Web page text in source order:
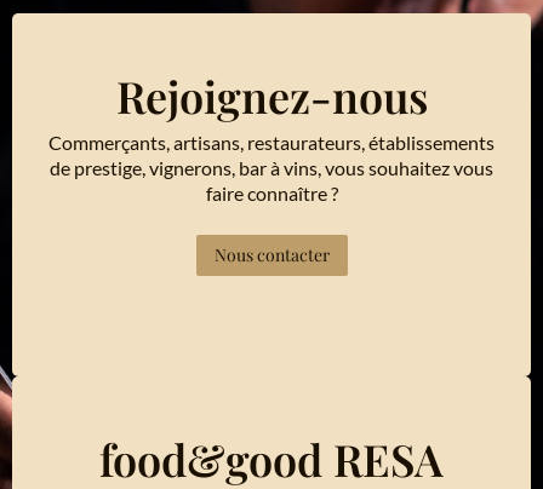
Rejoignez-nous
Commerçants, artisans, restaurateurs, établissements
de prestige, vignerons, bar à vins, vous souhaitez vous
faire connaître ?
Nous contacter
food&good RESA